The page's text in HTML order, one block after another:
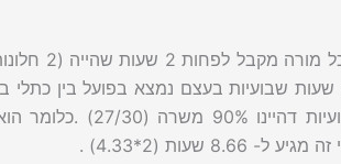
יוצא
8.66 שעות (2*4.33) .